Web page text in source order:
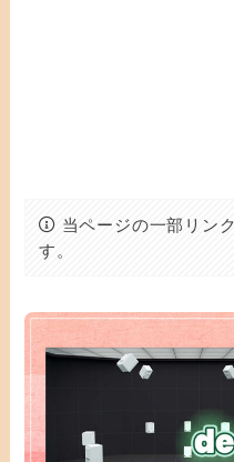
当ページの一部リン
す。